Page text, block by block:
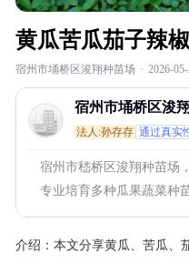
黄瓜苦瓜茄子辣
宿州市埇桥区浚翔种苗场 · 2026-
宿州市埇桥区浚
法人:孙存存 通过真实
宿州市嵇桥区浚翔种苗场
专业培育多种瓜果蔬菜种
介绍： 本文分享黄瓜、苦瓜、